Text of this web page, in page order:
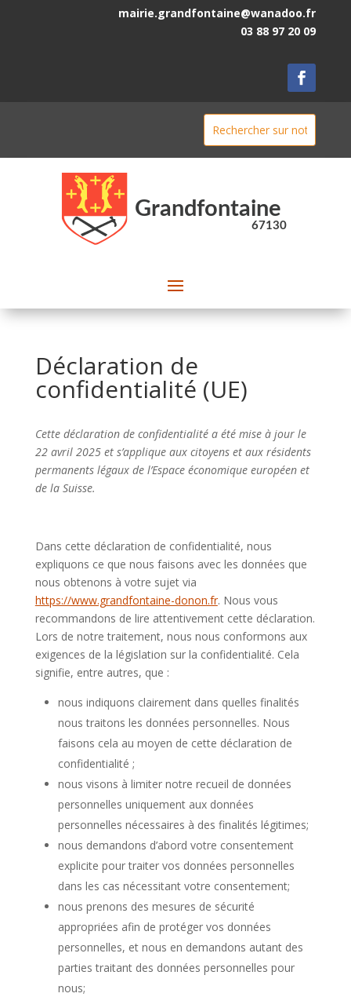
mairie.grandfontaine@wanadoo.fr
03 88 97 20 09
Déclaration de
confidentialité (UE)
Cette déclaration de confidentialité a été mise à jour le
22 avril 2025 et s’applique aux citoyens et aux résidents
permanents légaux de l’Espace économique européen et
de la Suisse.
Dans cette déclaration de confidentialité, nous
expliquons ce que nous faisons avec les données que
nous obtenons à votre sujet via
https://www.grandfontaine-donon.fr. Nous vous
recommandons de lire attentivement cette déclaration.
Lors de notre traitement, nous nous conformons aux
exigences de la législation sur la confidentialité. Cela
signifie, entre autres, que :
nous indiquons clairement dans quelles finalités
nous traitons les données personnelles. Nous
faisons cela au moyen de cette déclaration de
confidentialité ;
nous visons à limiter notre recueil de données
personnelles uniquement aux données
personnelles nécessaires à des finalités légitimes;
nous demandons d’abord votre consentement
explicite pour traiter vos données personnelles
dans les cas nécessitant votre consentement;
nous prenons des mesures de sécurité
appropriées afin de protéger vos données
personnelles, et nous en demandons autant des
parties traitant des données personnelles pour
nous;